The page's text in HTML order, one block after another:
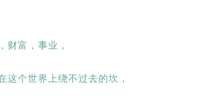
财富，事业，
这个世界上绕不过去的坎，